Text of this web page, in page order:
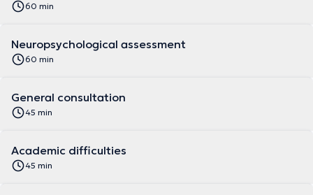
60 min
Neuropsychological assessment
60 min
General consultation
45 min
Academic difficulties
45 min